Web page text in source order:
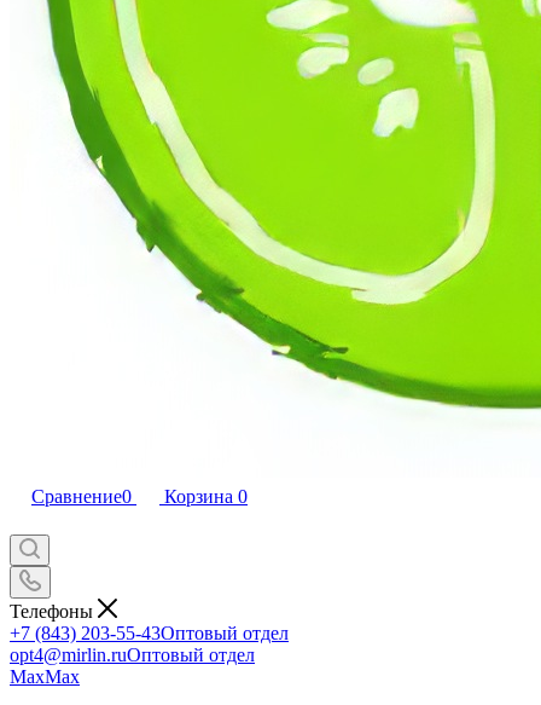
Сравнение0 Корзина 0
Телефоны
+7 (843) 203-55-43Оптовый отдел
opt4@mirlin.ruОптовый отдел
MaxMax